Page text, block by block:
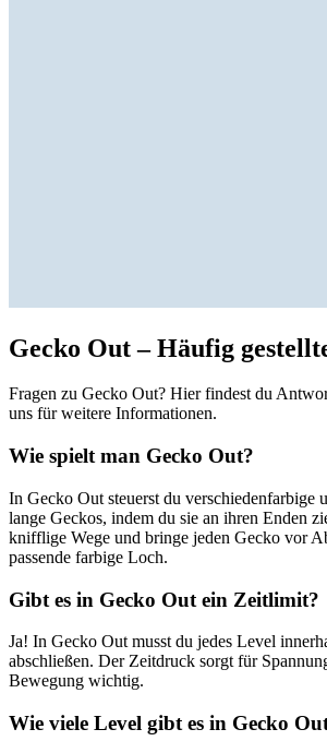
Gecko Out – Häufig
Fragen zu Gecko Out? Hier findest du
uns für weitere Informationen.
Wie spielt man Gecko Out?
In Gecko Out steuerst du verschiedenfarbige
lange Geckos, indem du sie an ihren Enden
knifflige Wege und bringe jeden Gecko vor
passende farbige Loch.
Gibt es in Gecko Out ein Zeitlimit?
Ja! In Gecko Out musst du jedes Level
abschließen. Der Zeitdruck sorgt für
Bewegung wichtig.
Wie viele Level gibt es in Gecko